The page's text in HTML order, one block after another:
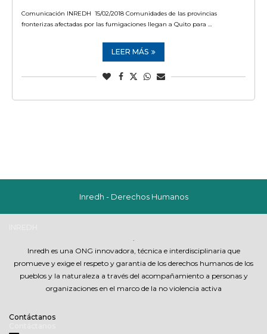
Comunicación INREDH 15/02/2018 Comunidades de las provincias
fronterizas afectadas por las fumigaciones llegan a Quito para …
LEER MÁS
Inredh - Derechos Humanos
Inredh es una ONG innovadora, técnica e interdisciplinaria que
promueve y exige el respeto y garantia de los derechos humanos de los
pueblos y la naturaleza a través del acompañamiento a personas y
organizaciones en el marco de la no violencia activa
Contáctanos